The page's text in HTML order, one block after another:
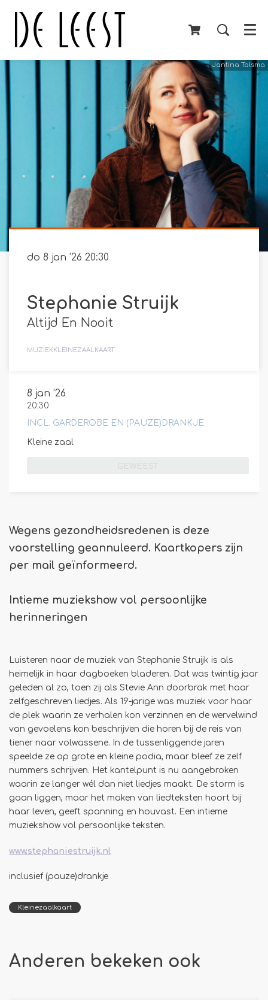
Menu
Jantina Talsma
Stephanie Struijk
Altijd En Nooit
do 8 jan ’26 20:30
MUZIEK KLEINEZAALKAART
8 jan ’26
20:30
INCL. GARDEROBE EN (PAUZE)DRANKJE
Kleine zaal
Wegens gezondheidsredenen is deze
voorstelling geannuleerd. Kaartkopers zijn
per mail geïnformeerd.
Intieme muziekshow vol persoonlijke
herinneringen
Luisteren naar de muziek van Stephanie Struijk is als
heimelijk in haar dagboeken bladeren. Dat was twintig jaar
geleden al zo, toen zij als Stevie Ann doorbrak met haar
zelfgeschreven liedjes. Als 19-jarige was muziek voor haar
de plek waarin ze verhalen kon verzinnen en de wervelwind
van gevoelens kon beschrijven die horen bij de reis van
tiener naar volwassene. In de tussenliggende jaren
speelde ze op grote en kleine podia, maar bleef ze zelf
nummers schrijven. Het kantelpunt is nu aangebroken
waarin ze langer wél dan niet liedjes maakt. De storm is
gaan liggen, maar het maken van liedteksten hoort bij
haar leven, geeft spanning en houvast. Een intieme
muziekshow vol persoonlijke teksten.
www.stephaniestruijk.nl
inclusief (pauze)drankje
Kleinezaalkaart
Anderen bekeken ook